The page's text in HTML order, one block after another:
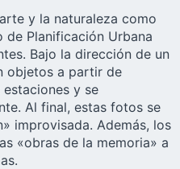
y la naturaleza como
de Planificación Urbana
Bajo la dirección de un
objetos a partir de
y se
Al final, estas fotos se
improvisada. Además, los
«obras de la memoria» a